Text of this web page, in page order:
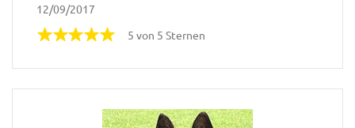
12/09/2017
5 von 5 Sternen